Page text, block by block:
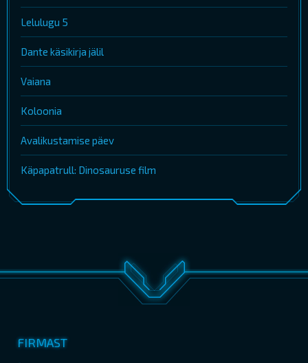
Lelulugu 5
Dante käsikirja jälil
Vaiana
Koloonia
Avalikustamise päev
Käpapatrull: Dinosauruse film
FIRMAST